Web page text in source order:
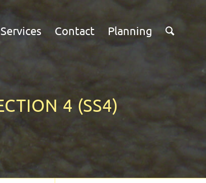
Services Contact Planning
4 (SS4)